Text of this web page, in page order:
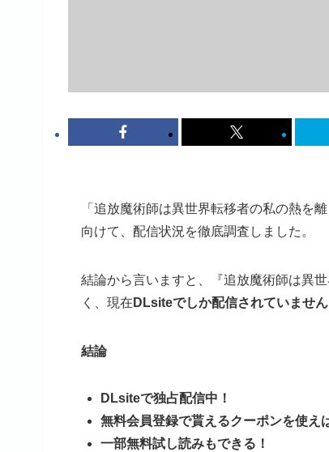
「追放魔術師は異世界転移者の私の熱を
向けて、配信状況を徹底調査しました。
結論から言いますと、『追放魔術師は異
く、現在 DLsiteでしか配信されていません
結論
DLsiteで独占配信中！
無料会員登録で貰えるクーポンを使え
一部無料試し読みもできる！